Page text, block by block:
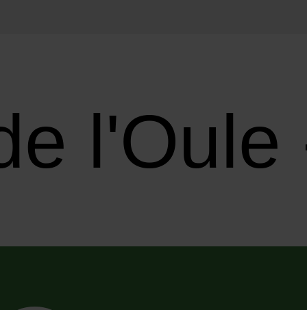
l'Oule